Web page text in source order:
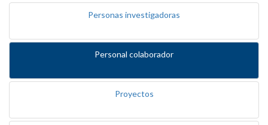
Personas investigadoras
Personal colaborador
Proyectos